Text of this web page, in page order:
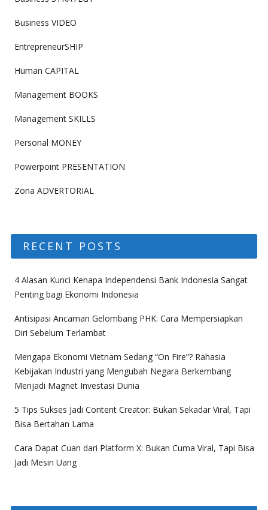
Business VIDEO
EntrepreneurSHIP
Human CAPITAL
Management BOOKS
Management SKILLS
Personal MONEY
Powerpoint PRESENTATION
Zona ADVERTORIAL
RECENT POSTS
4 Alasan Kunci Kenapa Independensi Bank Indonesia Sangat
Penting bagi Ekonomi Indonesia
Antisipasi Ancaman Gelombang PHK: Cara Mempersiapkan
Diri Sebelum Terlambat
Mengapa Ekonomi Vietnam Sedang “On Fire”? Rahasia
Kebijakan Industri yang Mengubah Negara Berkembang
Menjadi Magnet Investasi Dunia
5 Tips Sukses Jadi Content Creator: Bukan Sekadar Viral, Tapi
Bisa Bertahan Lama
Cara Dapat Cuan dari Platform X: Bukan Cuma Viral, Tapi Bisa
Jadi Mesin Uang